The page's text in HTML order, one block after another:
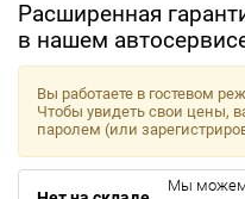
Расширенная
в нашем
Вы работаете в гостевом
Чтобы увидеть свои цены,
паролем (или
Мы можем